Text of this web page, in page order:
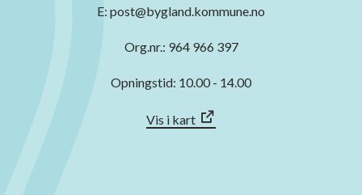
E: post@bygland.kommune.no
Org.nr.: 964 966 397
Opningstid: 10.00 - 14.00
Vis i kart